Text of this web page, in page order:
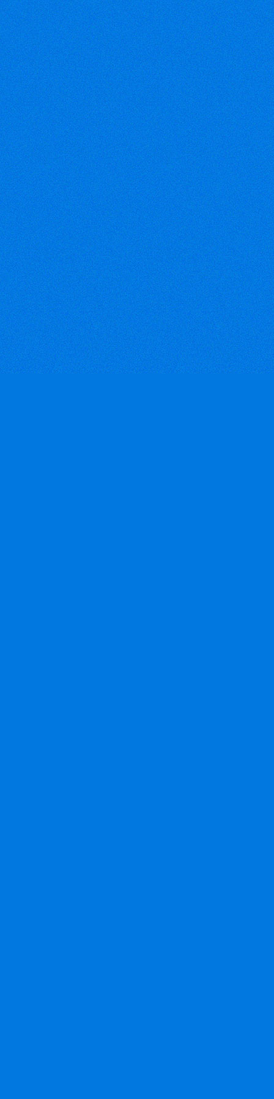
Email:
vinhloithong@gmail.com
Email:
chihung1868@gmail.com
(VEN) - VTG
2012 – Triển
lãm quốc tế
ngành công
nghiệp dệt
may Việt Nam – sự kiện lớn
dệt may quốc tế tại Việt
Nam, sẽ được tổ chức từ
ngày 21 - 24/11/2012 tại
Trung tâm Hội chợ và Triển
lãm Sài Gòn (SECC).
Bộ Công
Thương cho
biết tình hình
hơn so với cùng kỳ năm
khẩu đang bị giảm ở 3 thị
trường chính là Mỹ, Nhật và
châu Âu. Tuy nhiên hàng dệt
may vẫn có kim ngạch xuất
khẩu lớn nhất trong số các
nhóm hàng khác.